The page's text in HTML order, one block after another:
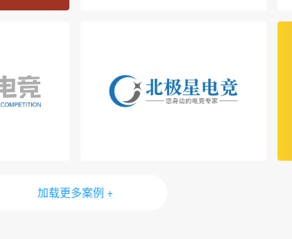
加载更多案例 +